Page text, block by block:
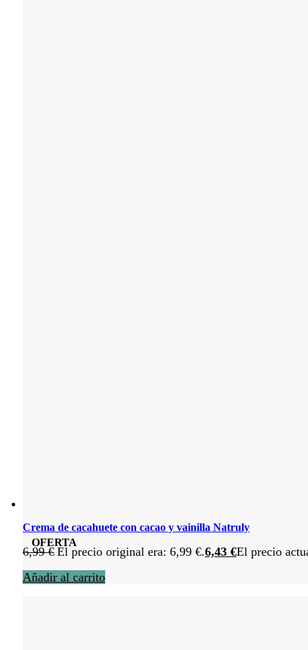
OFERTA
Crema de cacahuete con cacao y vainilla Natruly
6,99€ El precio original era: 6,99 €.6,43 €El precio
Añadir al carrito